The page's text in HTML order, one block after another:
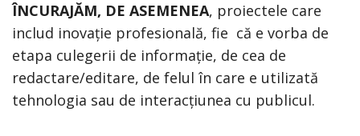
ÎNCURAJĂM, DE ASEMENEA, proiectele care
includ inovație profesională, fie că e vorba de
etapa culegerii de informație, de cea de
redactare/editare, de felul în care e utilizată
tehnologia sau de interacțiunea cu publicul.